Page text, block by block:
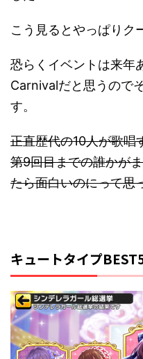
こう見るとやっぱりク
恐らくイベントは来年
Carnivalだと思うので
す。
正直歴代の10人が歌唱
第9回目までの誰かが
たら面白いのにって思
キュートタイプ